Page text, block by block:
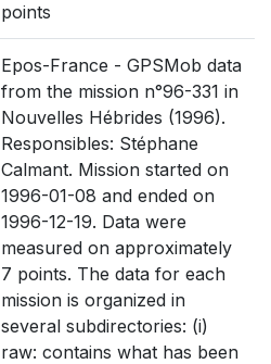
points
Epos-France - GPSMob data
from the mission n°96-331 in
Nouvelles Hébrides (1996).
Responsibles: Stéphane
Calmant. Mission started on
1996-01-08 and ended on
1996-12-19. Data were
measured on approximately
7 points. The data for each
mission is organized in
several subdirectories: (i)
raw: contains what has been